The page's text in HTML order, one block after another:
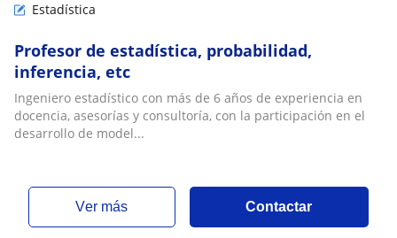
Estadística
Profesor de estadística, probabilidad,
inferencia, etc
Ingeniero estadístico con más de 6 años de experiencia en
docencia, asesorías y consultoría, con la participación en el
desarrollo de model...
ver más Contactar